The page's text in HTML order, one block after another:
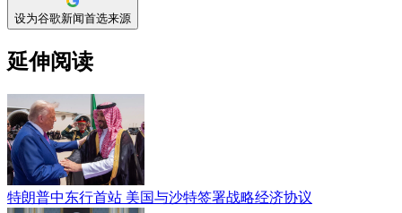
设为谷歌新闻首选来源
延伸阅读
特朗普中东行首站 美国与沙特签署战略经济协议